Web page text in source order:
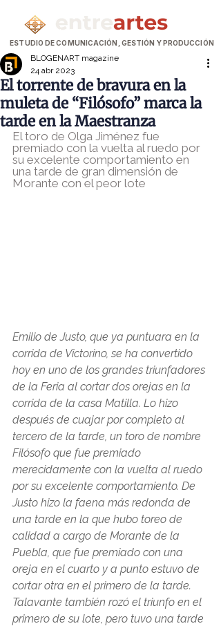
ESTUDIO DE COMUNICACIÓN, GESTIÓN Y PRODUCCIÓN
El torrente de bravura en la
muleta de “Filósofo” marca la
tarde en la Maestranza
BLOGENART magazine
24 abr 2023
El toro de Olga Jiménez fue
premiado con la vuelta al ruedo por
su excelente comportamiento en
una tarde de gran dimensión de
Morante con el peor lote
Emilio de Justo, que ya puntuara en la
corrida de Victorino, se ha convertido
hoy en uno de los grandes triunfadores
de la Feria al cortar dos orejas en la
corrida de la casa Matilla. Lo hizo
después de cuajar por completo al
tercero de la tarde, un toro de nombre
Filósofo que fue premiado
merecidamente con la vuelta al ruedo
por su excelente comportamiento. De
Justo hizo la faena más redonda de
una tarde en la que hubo toreo de
calidad a cargo de Morante de la
Puebla, que fue premiado con una
oreja en el cuarto y a punto estuvo de
cortar otra en el primero de la tarde.
Talavante también rozó el triunfo en el
primero de su lote, pero tuvo una tarde